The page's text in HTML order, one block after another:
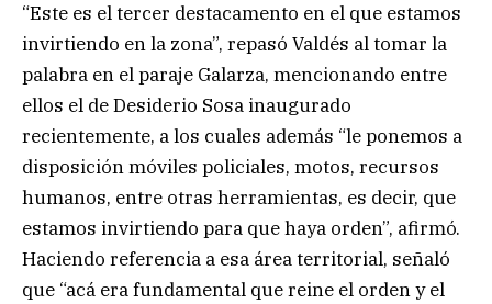
“Este es el tercer destacamento en el que estamos
invirtiendo en la zona”, repasó Valdés al tomar la
palabra en el paraje Galarza, mencionando entre
ellos el de Desiderio Sosa inaugurado
recientemente, a los cuales además “le ponemos a
disposición móviles policiales, motos, recursos
humanos, entre otras herramientas, es decir, que
estamos invirtiendo para que haya orden”, afirmó.
Haciendo referencia a esa área territorial, señaló
que “acá era fundamental que reine el orden y el